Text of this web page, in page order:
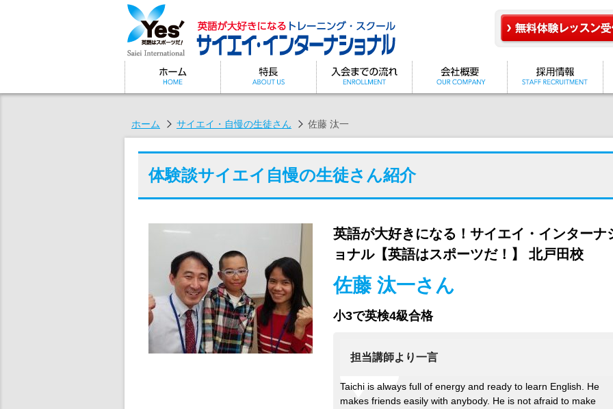
ホーム サイエイ・自慢の生徒さん 佐藤 汰一
体験談サイエイ自慢の生徒さん紹介
英語が大好きになる！サイエイ・インターナ
ョナル【英語はスポーツだ！】 北戸田校
佐藤 汰一さん
小3で英検4級合格
担当講師より一言
Taichi is always full of energy and ready to learn English. He
makes friends easily with anybody. He is not afraid to make